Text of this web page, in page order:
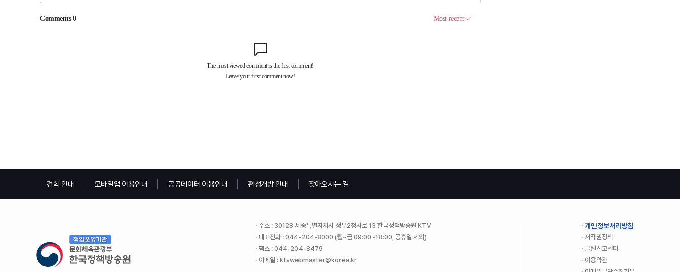
견학 안내 모바일앱 이용안내 공공데이터 이용안내 편성개방 안내 찾아오시는 길
주소 : 30128 세종특별자치시 정부2청사로 13 한국정책방송원 KTV
대표전화 : 044-204-8000 (월~금 09:00~18:00, 공휴일 제외)
팩스 : 044-204-8479
이메일 : ktvwebmaster@korea.kr
개인정보처리방침
저작권정책
클린신고센터
이용약관